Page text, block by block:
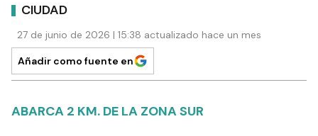
CIUDAD
27 de junio de 2026 | 15:38 actualizado hace un mes
Añadir como fuente en
ABARCA 2 KM. DE LA ZONA SUR